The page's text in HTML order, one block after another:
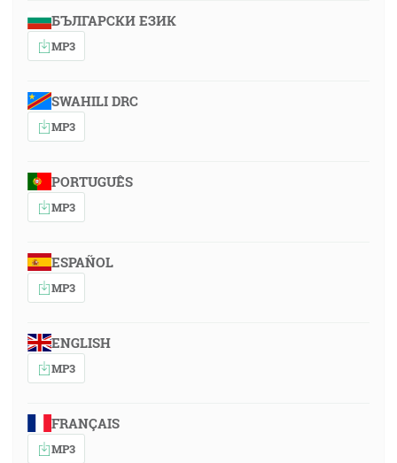
БЪЛГАРСКИ ЕЗИК
MP3
SWAHILI DRC
MP3
PORTUGUÊS
MP3
ESPAÑOL
MP3
ENGLISH
MP3
FRANÇAIS
MP3